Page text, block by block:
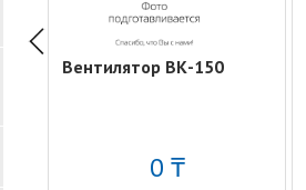
Вентилятор ВК-150
0 ₸